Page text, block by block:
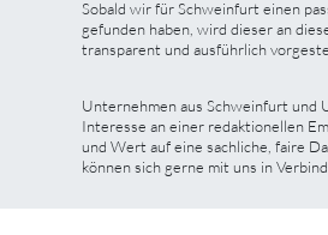
Sobald wir für Schweinfurt einen
gefunden haben, wird dieser an
transparent und ausführlich
Unternehmen aus Schweinfurt und
Interesse an einer redaktionellen
und Wert auf eine sachliche, faire
können sich gerne mit uns in